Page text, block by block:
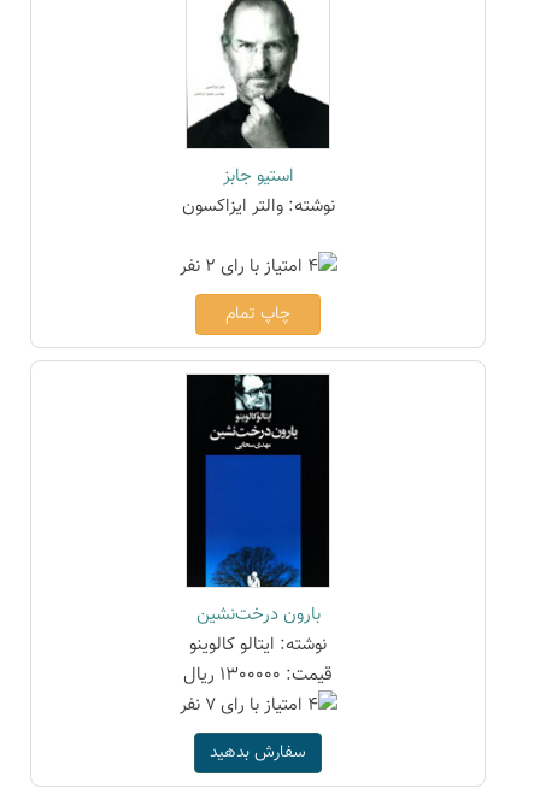
استیو جابز
نوشته: والتر ایزاکسون
چاپ تمام
بارون درخت‌نشین
نوشته: ایتالو کالوینو
قیمت: 1300000 ریال
سفارش بدهید